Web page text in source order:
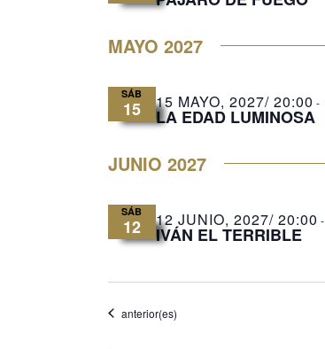
MAYO 2027
SÁB
15 LA EDAD LUMINOSA
15 MAYO, 2027/ 20:00 -
JUNIO 2027
SÁB
12 IVÁN EL TERRIBLE
12 JUNIO, 2027/ 20:00 -
Eventos
anterior(es)